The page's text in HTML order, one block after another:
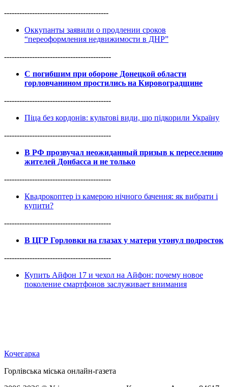
-----------------------------------------
Оккупанты заявили о продлении сроков
“переоформления недвижимости в ДНР”
------------------------------------------
С погибшим при обороне Донецкой области
горловчанином простились на Кировоградщине
------------------------------------------
Піца без кордонів: культові види, що підкорили Україну
------------------------------------------
В РФ прозвучал неожиданный призыв к переселению
жителей Донбасса и не только
------------------------------------------
Квадрокоптер із камерою нічного бачення: як вибрати і
купити?
------------------------------------------
В ЦГР Горловки на глазах у матери утонул подросток
------------------------------------------
Купить Айфон 17 и чехол на Айфон: почему новое
поколение смартфонов заслуживает внимания
Кочегарка
Горлівська міська онлайн-газета